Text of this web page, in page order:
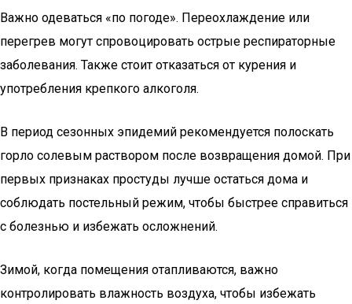
Важно одеваться «по погоде». Переохлаждение или
перегрев могут спровоцировать острые респираторные
заболевания. Также стоит отказаться от курения и
употребления крепкого алкоголя.
В период сезонных эпидемий рекомендуется полоскать
горло солевым раствором после возвращения домой. При
первых признаках простуды лучше остаться дома и
соблюдать постельный режим, чтобы быстрее справиться
с болезнью и избежать осложнений.
Зимой, когда помещения отапливаются, важно
контролировать влажность воздуха, чтобы избежать